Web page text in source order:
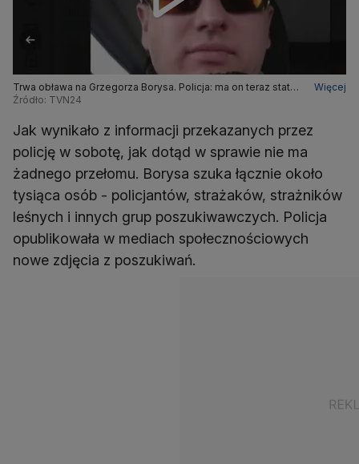
Trwa obława na Grzegorza Borysa. Policja: ma on teraz status
osoby podejrzanej, dla nas zmienia to bardzo dużo
Więcej
Źródło: TVN24
Jak wynikało z informacji przekazanych przez
policję w sobotę, jak dotąd w sprawie nie ma
żadnego przełomu. Borysa szuka łącznie około
tysiąca osób - policjantów, strażaków, strażników
leśnych i innych grup poszukiwawczych. Policja
opublikowała w mediach społecznościowych
nowe zdjęcia z poszukiwań.